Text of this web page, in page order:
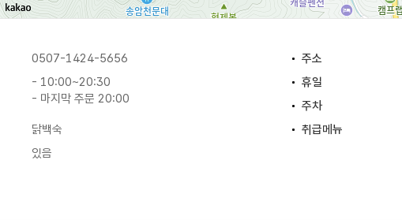
0507-1424-5656 주소
- 10:00~20:30
- 마지막 주문 20:00
휴일
주차
닭백숙 취급메뉴
있음